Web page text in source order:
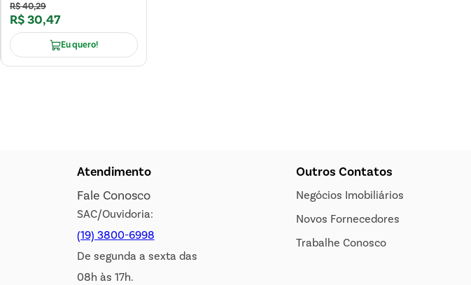
R$40,29
R$30,47
Eu quero!
Atendimento
Fale Conosco
SAC/Ouvidoria:
(19) 3800-6998
De segunda a sexta das
08h às 17h.
Outros Contatos
Negócios Imobiliários
Novos Fornecedores
Trabalhe Conosco